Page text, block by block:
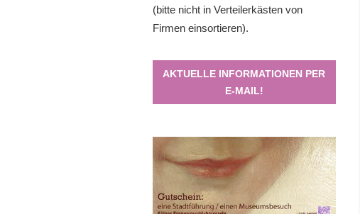
(bitte nicht in Verteilerkästen von
Firmen einsortieren).
AKTUELLE INFORMATIONEN PER
E-MAIL!